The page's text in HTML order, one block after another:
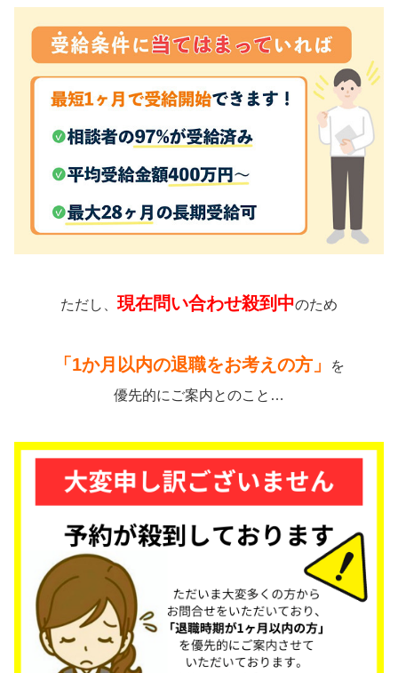
ただし、現在問い合わせ殺到中のため
「1か月以内の退職をお考えの方」
を
優先的にご案内とのこと…